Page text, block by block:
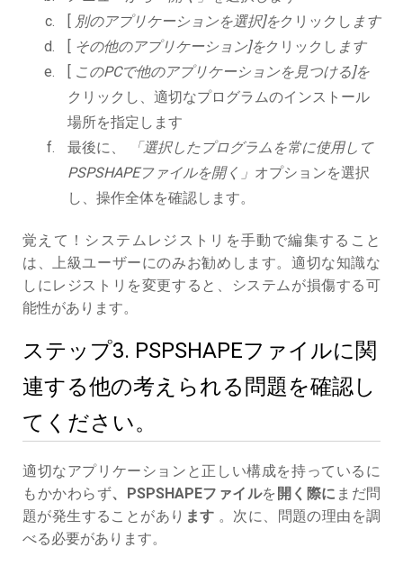
[ 別のアプリケーションを選択]をクリックし ます
[ その他のアプリケーション]をクリックし ます
[ このPCで他のアプリケーションを見つける]を
クリックし、適切なプログラムのインストール
場所を指定します
最後に、
「選択したプログラムを常に使用して
PSPSHAPEファイルを開く」 オプションを選択
し、操作全体を確認します。
覚えて！システムレジストリを手動で編集すること
は、上級ユーザーにのみお勧めします。適切な知識な
しにレジストリを変更すると、システムが損傷する可
能性があります。
ステップ3. PSPSHAPEファイルに関
連する他の考えられる問題を確認し
てください。
適切なアプリケーションと正しい構成を持っているに
もかかわらず、PSPSHAPEファイルを 開く際に まだ問
題が発生することがあり ます 。次に、問題の理由を調
べる必要があります。